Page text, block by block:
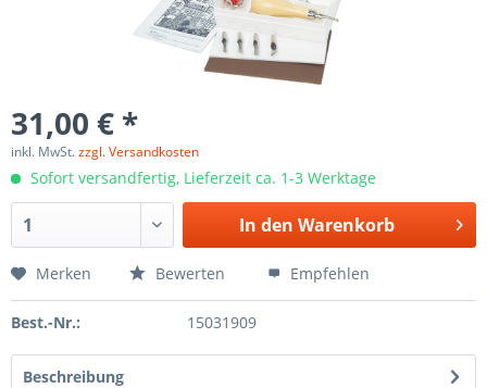
31,00 € *
inkl. MwSt.zzgl. Versandkosten
Sofort versandfertig, Lieferzeit ca. 1-3 Werktage
In den Warenkorb
Merken Bewerten Empfehlen
Best.-Nr.: 15031909
Beschreibung